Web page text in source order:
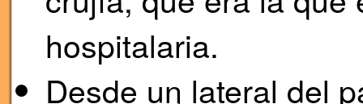
hospitalaria.
Desde un lateral del